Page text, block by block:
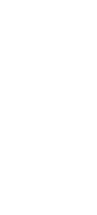
Dampingi Gubernur Bali,